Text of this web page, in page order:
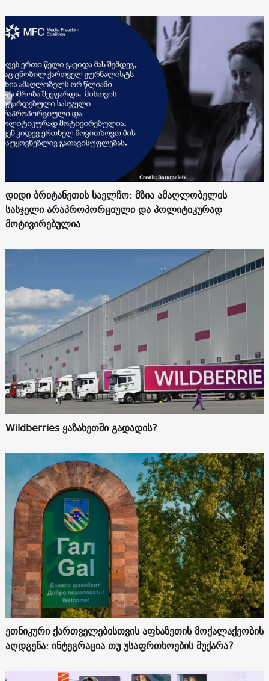
დიდი ბრიტანეთის საელჩო: მზია ამაღლობელის
სასჯელი არაპროპორციული და პოლიტიკურად
მოტივირებულია
Wildberries ყაზახეთში გადადის?
ეთნიკური ქართველებისთვის აფხაზეთის მოქალაქეობის
აღდგენა: ინტეგრაცია თუ უსაფრთხოების მუქარა?